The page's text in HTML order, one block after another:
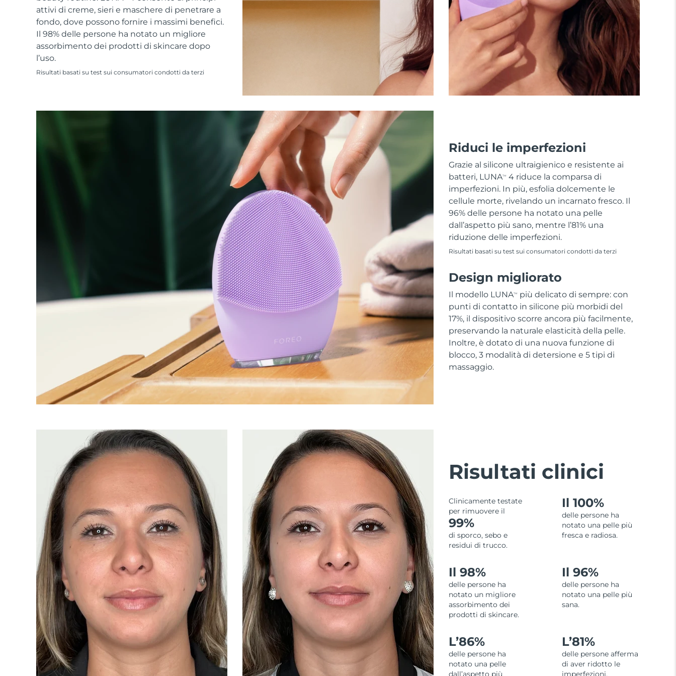
attivi di creme, sieri e maschere di penetrare a
fondo, dove possono fornire i massimi benefici.
Il 98% delle persone ha notato un migliore
assorbimento dei prodotti di skincare dopo
l’uso.
Risultati basati su test sui consumatori condotti da terzi
Riduci le imperfezioni
Grazie al silicone ultraigienico e resistente ai
batteri, LUNATM
4 riduce la comparsa di
imperfezioni. In più, esfolia dolcemente le
cellule morte, rivelando un incarnato fresco. Il
96% delle persone ha notato una pelle
dall’aspetto più sano, mentre l’81% una
riduzione delle imperfezioni.
Risultati basati su test sui consumatori condotti da terzi
Design migliorato
Il modello LUNATM
più delicato di sempre: con
punti di contatto in silicone più morbidi del
17%, il dispositivo scorre ancora più facilmente,
preservando la naturale elasticità della pelle.
Inoltre, è dotato di una nuova funzione di
blocco, 3 modalità di detersione e 5 tipi di
massaggio.
Risultati clinici
Clinicamente testate
per rimuovere il
99%
di sporco, sebo e
residui di trucco.
Il 100%
delle persone ha
notato una pelle più
fresca e radiosa.
Il 98%
delle persone ha
notato un migliore
assorbimento dei
prodotti di skincare.
Il 96%
delle persone ha
notato una pelle più
sana.
L’86%
delle persone ha
notato una pelle
dall’aspetto più
L’81%
delle persone afferma
di aver ridotto le
imperfezioni.
All acne treatment devices
All revitalizing eye massagers
Skincare KIWI™
Advanced pore care essentials
Serum
For healthy hair
issa™ Teeth Whitening Gel
18% PAP
Cosmetici
Uomini